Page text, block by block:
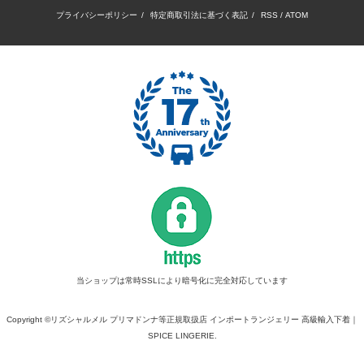
プライバシーポリシー / 特定商取引法に基づく表記 / RSS / ATOM
当ショップは常時SSLにより暗号化に完全対応しています
Copyright ©リズシャルメル プリマドンナ等正規取扱店 インポートランジェリー 高級輸入下着｜
SPICE LINGERIE.